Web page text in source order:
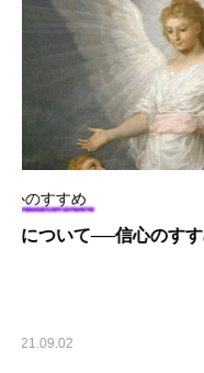
信心のすすめ
ミサ聖祭〜その